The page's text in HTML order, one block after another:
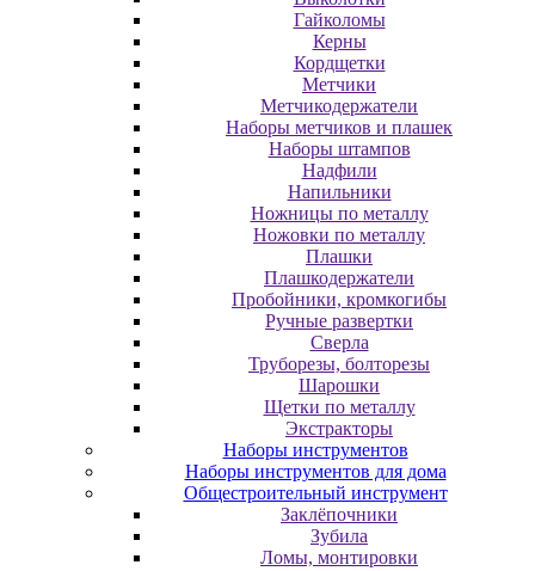
Гайколомы
Керны
Кордщетки
Метчики
Метчикодержатели
Наборы метчиков и плашек
Наборы штампов
Надфили
Напильники
Ножницы по металлу
Ножовки по металлу
Плашки
Плашкодержатели
Пробойники, кромкогибы
Ручные развертки
Сверла
Труборезы, болторезы
Шарошки
Щетки по металлу
Экcтpaктopы
Наборы инструментов
Наборы инструментов для дома
Общестроительный инструмент
Заклёпочники
Зубила
Ломы, монтировки